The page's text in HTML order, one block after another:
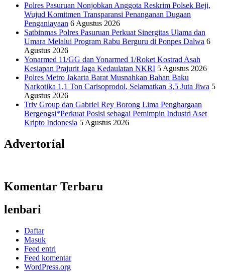
Polres Pasuruan Nonjobkan Anggota Reskrim Polsek Beji,
Wujud Komitmen Transparansi Penanganan Dugaan
Penganiayaan 6 Agustus 2026
Satbinmas Polres Pasuruan Perkuat Sinergitas Ulama dan
Umara Melalui Program Rabu Berguru di Ponpes Dalwa 6
Agustus 2026
Yonarmed 11/GG dan Yonarmed 1/Roket Kostrad Asah
Kesiapan Prajurit Jaga Kedaulatan NKRI 5 Agustus 2026
Polres Metro Jakarta Barat Musnahkan Bahan Baku
Narkotika 1,1 Ton Carisoprodol, Selamatkan 3,5 Juta Jiwa 5
Agustus 2026
Triv Group dan Gabriel Rey Borong Lima Penghargaan
Bergengsi*Perkuat Posisi sebagai Pemimpin Industri Aset
Kripto Indonesia 5 Agustus 2026
Advertorial
Komentar Terbaru
lenbari
Daftar
Masuk
Feed entri
Feed komentar
WordPress.org